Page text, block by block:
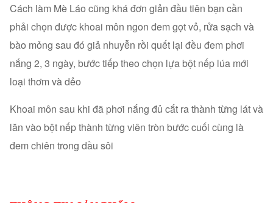
Cách làm Mè Láo cũng khá đơn giản đầu tiên bạn cần
phải chọn được khoai môn ngon đem gọt vỏ, rửa sạch và
bào mỏng sau đó giả nhuyễn rồi quết lại đều đem phơi
nắng 2, 3 ngày, bước tiếp theo chọn lựa bột nếp lúa mới
loại thơm và dẻo
Khoai môn sau khi đã phơi nắng đủ cắt ra thành từng lát và
lăn vào bột nếp thành từng viên tròn bước cuối cùng là
đem chiên trong dầu sôi